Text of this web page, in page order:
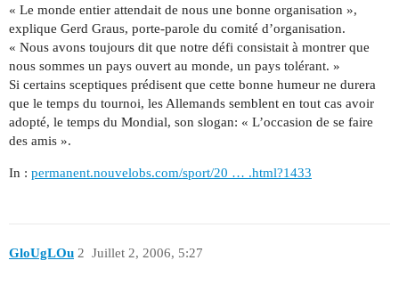
« Le monde entier attendait de nous une bonne organisation »,
explique Gerd Graus, porte-parole du comité d’organisation.
« Nous avons toujours dit que notre défi consistait à montrer que
nous sommes un pays ouvert au monde, un pays tolérant. »
Si certains sceptiques prédisent que cette bonne humeur ne durera
que le temps du tournoi, les Allemands semblent en tout cas avoir
adopté, le temps du Mondial, son slogan: « L’occasion de se faire
des amis ».
In : permanent.nouvelobs.com/sport/20 … .html?1433
GloUgLOu Juillet 2, 2006, 5:27
2